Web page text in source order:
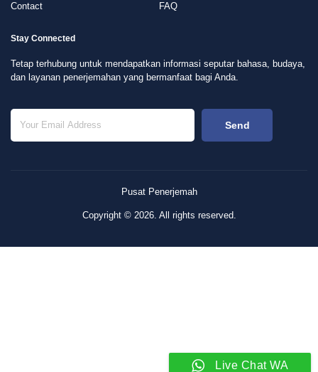
Contact
FAQ
Stay Connected
Tetap terhubung untuk mendapatkan informasi seputar bahasa, budaya,
dan layanan penerjemahan yang bermanfaat bagi Anda.
Send
Pusat Penerjemah
Copyright © 2026. All rights reserved.
Live Chat WA